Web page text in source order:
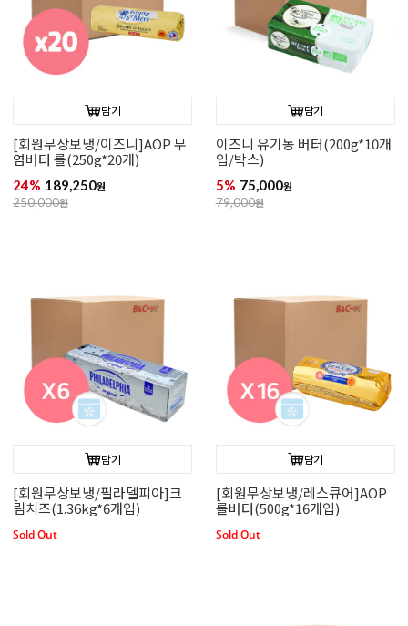
담기
[회원무상보냉/이즈니]AOP 무
염버터 롤(250g*20개)
24% 189,250원
250,000원
담기
이즈니 유기농 버터(200g*10개
입/박스)
5% 75,000원
79,000원
담기
[회원무상보냉/필라델피아]크
림치즈(1.36kg*6개입)
Sold Out
담기
[회원무상보냉/레스큐어]AOP
롤버터(500g*16개입)
Sold Out